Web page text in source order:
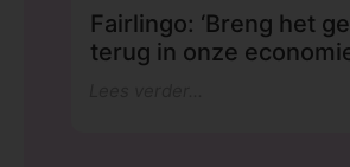
Fairlingo: ‘Breng het
terug in onze